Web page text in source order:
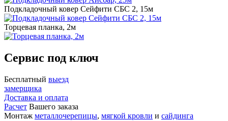
Подкладочный ковер Сейфити СБС 2, 15м
Торцевая планка, 2м
Сервис под ключ
Бесплатный выезд
замерщика
Доставка и оплата
Расчет Вашего заказа
Монтаж металлочерепицы, мягкой кровли и сайдинга